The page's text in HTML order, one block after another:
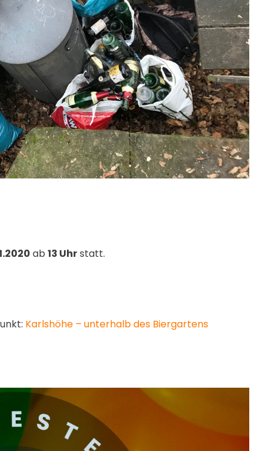
ab 13 Uhrstatt.
Karlshöhe – unterhalb des Biergartens